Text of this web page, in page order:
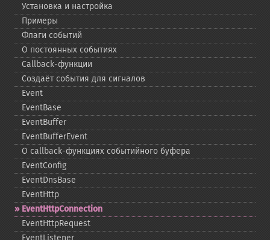
Установка и настройка
Примеры
Флаги событий
О постоянных событиях
Callback-​функции
Создаёт события для сигналов
Event
EventBase
EventBuffer
EventBufferEvent
О callback-​функциях событийного буфера
EventConfig
EventDnsBase
EventHttp
EventHttpConnection
EventHttpRequest
EventListener